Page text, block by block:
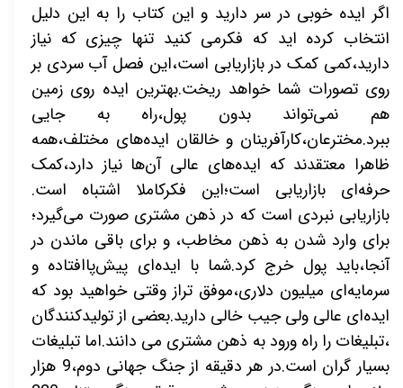
اگر ایده خوبی در سر دارید و این کتاب را به این دلیل
انتخاب کرده اید که فکرمی کنید تنها چیزی که نیاز
دارید،کمی کمک در بازاریابی است،این فصل آب سردی بر
روی تصورات شما خواهد ریخت.بهترین ایده روی زمین
هم نمی‌تواند بدون پول،راه به جایی
ببرد.مخترعان،کارآفرینان و خالقان ایده‌های مختلف،همه
ظاهرا معتقدند که ایده‌های عالی آن‌ها نیاز دارد،کمک
حرفه‌ای بازاریابی است؛این فکرکاملا اشتباه است.
بازاریابی نبردی است که در ذهن مشتری صورت می‌گیرد؛
برای وارد شدن به ذهن مخاطب، و برای باقی ماندن در
آنجا،باید پول خرج کرد.شما با ایده‌ای پیش‌پاافتاده و
سرمایه‌ای میلیون دلاری،موفق تراز وقتی خواهید بود که
ایده‌ای عالی ولی جیب خالی دارید.بعضی از تولیدکنندگان
،تبلیغات را راه ورود به ذهن مشتری می دانند.اما تبلیغات
بسیار گران است.در هر دقیقه از جنگ جهانی دوم،9 هزار